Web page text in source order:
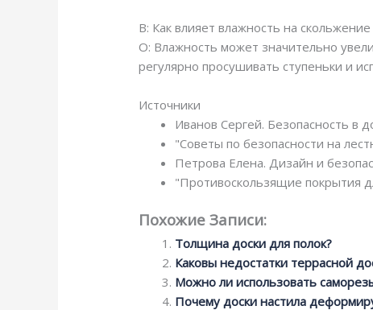
В: Как влияет влажность на
О: Влажность может значительно
регулярно просушивать ступеньки и
Источники
Иванов Сергей. Безопасность в
"Советы по безопасности на
Петрова Елена. Дизайн и
"Противоскользящие покрытия
Похожие Записи:
Толщина доски для полок?
Каковы недостатки террасной
Можно ли использовать
Почему доски настила